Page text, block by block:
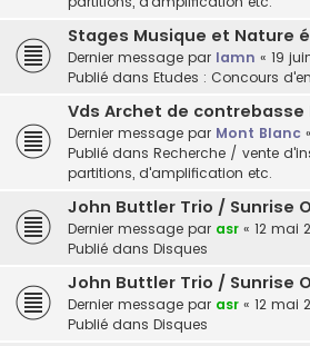
Stages Musique et Nature
Dernier message par lamn « 19
Publié dans Etudes : Concours
Vds Archet de contrebasse
Dernier message par Mont Blanc «
Publié dans Recherche / vente
partitions, d'amplification etc.
John Buttler Trio / Sunrise
Dernier message par asr « 12 mai
Publié dans Disques
John Buttler Trio / Sunrise
Dernier message par asr « 12 mai
Publié dans Disques